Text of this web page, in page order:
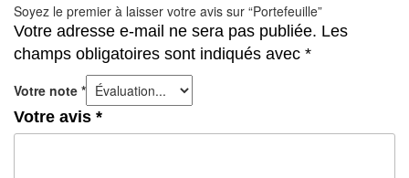
Soyez le premier à laisser votre avis sur “Portefeuille”
Votre adresse e-mail ne sera pas publiée. Les
champs obligatoires sont indiqués avec *
Votre note *
Votre avis *